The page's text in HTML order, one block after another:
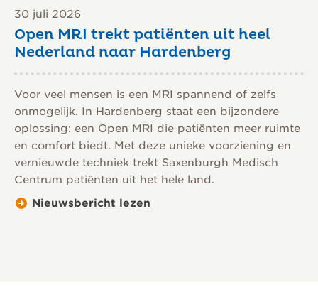
30 juli 2026
Open MRI trekt patiënten uit heel
Nederland naar Hardenberg
Voor veel mensen is een MRI spannend of zelfs
onmogelijk. In Hardenberg staat een bijzondere
oplossing: een Open MRI die patiënten meer ruimte
en comfort biedt. Met deze unieke voorziening en
vernieuwde techniek trekt Saxenburgh Medisch
Centrum patiënten uit het hele land.
Nieuwsbericht lezen